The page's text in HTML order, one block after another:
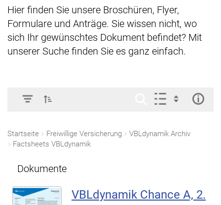
Hier finden Sie unsere Broschüren, Flyer,
Formulare und Anträge. Sie wissen nicht, wo
sich Ihr gewünschtes Dokument befindet? Mit
unserer Suche finden Sie es ganz einfach.
Startseite Freiwillige Versicherung
VBLdynamik Archiv
Factsheets VBLdynamik
Dokumente
VBLdynamik Chance A, 2.